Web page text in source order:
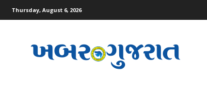
Thursday, August 6, 2026